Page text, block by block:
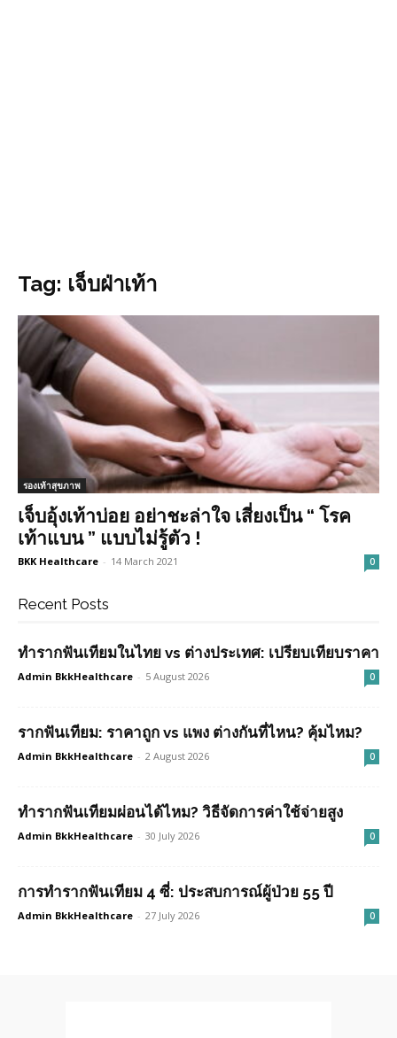
Tag: เจ็บฝ่าเท้า
รองเท้าสุขภาพ
เจ็บอุ้งเท้าบ่อย อย่าชะล่าใจ เสี่ยงเป็น “ โรค
เท้าแบน ” แบบไม่รู้ตัว !
BKK Healthcare - 14 March 2021 0
Recent Posts
ทำรากฟันเทียมในไทย vs ต่างประเทศ: เปรียบเทียบราคา
Admin BkkHealthcare - 5 August 2026 0
รากฟันเทียม: ราคาถูก vs แพง ต่างกันที่ไหน? คุ้มไหม?
Admin BkkHealthcare - 2 August 2026 0
ทำรากฟันเทียมผ่อนได้ไหม? วิธีจัดการค่าใช้จ่ายสูง
Admin BkkHealthcare - 30 July 2026 0
การทำรากฟันเทียม 4 ซี่: ประสบการณ์ผู้ป่วย 55 ปี
Admin BkkHealthcare - 27 July 2026 0